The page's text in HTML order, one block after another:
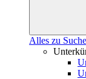
Alles zu